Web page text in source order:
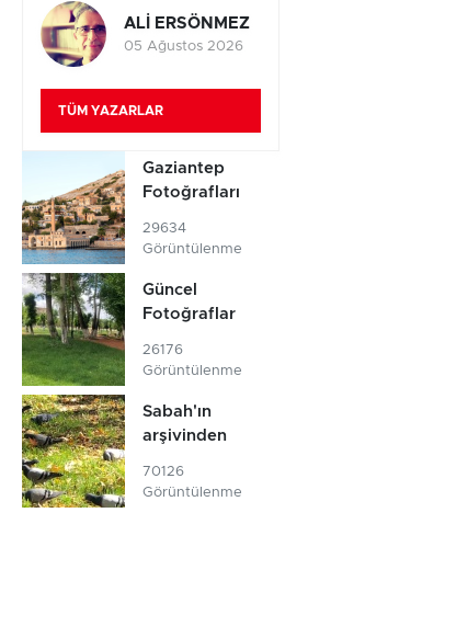
ALİ ERSÖNMEZ
05 Ağustos 2026
TÜM YAZARLAR
Gaziantep
Fotoğrafları
29634
Görüntülenme
Güncel
Fotoğraflar
26176
Görüntülenme
Sabah'ın
arşivinden
70126
Görüntülenme